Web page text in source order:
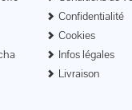
Confidentialité
Cookies
Infos légales
Livraison